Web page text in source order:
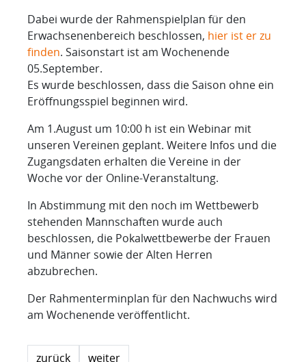
Dabei wurde der Rahmenspielplan für den
Erwachsenenbereich beschlossen, hier ist er zu
finden. Saisonstart ist am Wochenende
05.September.
Es wurde beschlossen, dass die Saison ohne ein
Eröffnungsspiel beginnen wird.
Am 1.August um 10:00 h ist ein Webinar mit
unseren Vereinen geplant. Weitere Infos und die
Zugangsdaten erhalten die Vereine in der
Woche vor der Online-Veranstaltung.
In Abstimmung mit den noch im Wettbewerb
stehenden Mannschaften wurde auch
beschlossen, die Pokalwettbewerbe der Frauen
und Männer sowie der Alten Herren
abzubrechen.
Der Rahmenterminplan für den Nachwuchs wird
am Wochenende veröffentlicht.
zurück weiter